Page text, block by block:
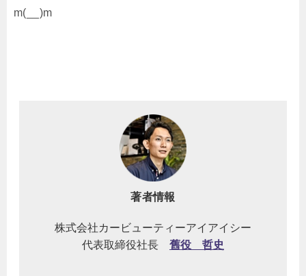
m(__)m
著者情報
株式会社カービューティーアイアイシー
代表取締役社長 舊役 哲史